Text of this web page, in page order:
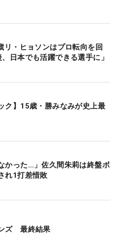
リ・ヒョソンはプロ転向を回
日本でも活躍できる選手に」
ク】15歳・勝みなみが史上最
かった…」佐久間朱莉は終盤ボ
れ1打差惜敗
ズ 最終結果